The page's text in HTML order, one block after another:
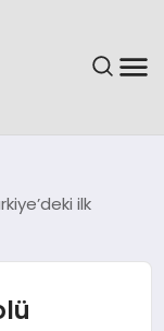
ilk